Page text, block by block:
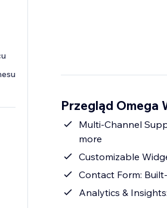
Przegląd Omega
Multi-Channel
more
Customizable
Contact Form:
Analytics &